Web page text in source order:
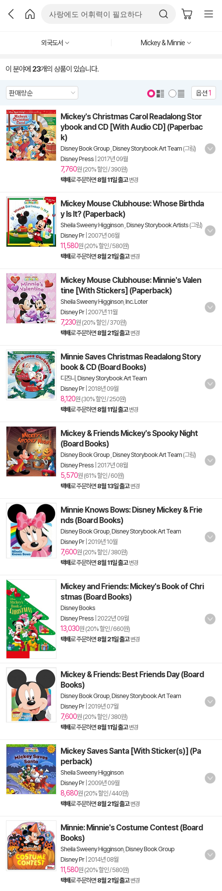
외국도서 Mickey & Minnie
이 분야에 23개의 상품이 있습니다.
옵션1
Mickey's Christmas Carol Readalong Stor
ybook and CD [With Audio CD] (Paperbac
k)
Disney Book Group Disney Storybook Art Team (그림)
Disney Press 2017년 09월
7,760원 (20% 할인 / 390원)
택배로 주문하면 8월 11일 출고 변경
Mickey Mouse Clubhouse: Whose Birthda
y Is It? (Paperback)
Sheila Sweeny Higginson Disney Storybook Artists (그림)
Disney Pr| 2007년 06월
11,580원 (20% 할인 / 580원)
택배로 주문하면 8월 21일 출고 변경
Mickey Mouse Clubhouse: Minnie's Valen
tine [With Stickers] (Paperback)
Sheila Sweeny Higginson Inc. Loter
Disney Pr| 2007년 11월
7,230원 (20% 할인 / 370원)
택배로 주문하면 8월 21일 출고 변경
Minnie Saves Christmas Readalong Story
book & CD (Board Books)
디즈니 Disney Storybook Art Team
Disney Pr| 2018년 09월
8,120원 (30% 할인 / 250원)
택배로 주문하면 8월 11일 출고 변경
Mickey & Friends Mickey's Spooky Night
(Board Books)
Disney Book Group Disney Storybook Art Team (그림)
Disney Press 2017년 08월
5,570원 (61% 할인 / 60원)
택배로 주문하면 8월 13일 출고 변경
Minnie Knows Bows: Disney Mickey & Frie
nds (Board Books)
Disney Book Group Disney Storybook Art Team
Disney Pr| 2019년 10월
7,600원 (20% 할인 / 380원)
택배로 주문하면 8월 11일 출고 변경
Mickey and Friends: Mickey's Book of Chri
stmas (Board Books)
Disney Books
Disney Press 2022년 09월
13,030원 (20% 할인 / 660원)
택배로 주문하면 8월 21일 출고 변경
Mickey & Friends: Best Friends Day (Board
Books)
Disney Book Group Disney Storybook Art Team
Disney Pr| 2019년 07월
7,600원 (20% 할인 / 380원)
택배로 주문하면 8월 11일 출고 변경
Mickey Saves Santa [With Sticker(s)] (Pa
perback)
Sheila Sweeny Higginson
Disney Pr| 2009년 09월
8,680원 (20% 할인 / 440원)
택배로 주문하면 8월 21일 출고 변경
Minnie: Minnie's Costume Contest (Board
Books)
Sheila Sweeny Higginson Disney Book Group
Disney Pr| 2014년 08월
11,580원 (20% 할인 / 580원)
택배로 주문하면 8월 21일 출고 변경